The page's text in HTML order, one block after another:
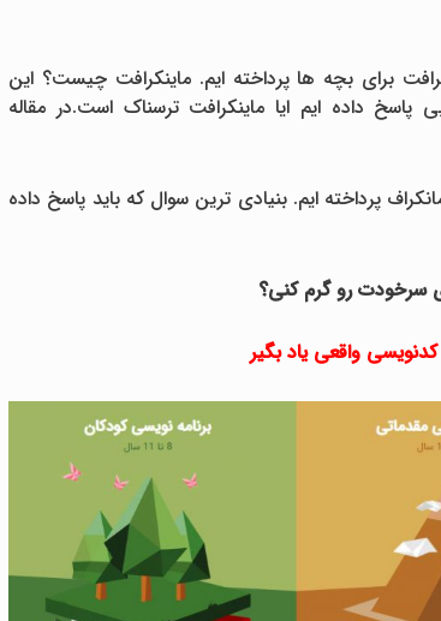
برای بچه ها پرداخته ایم. ماینکرافت چیست؟ این
داده ایم ایا ماینکرافت ترسناک است.در مقاله
پرداخته ایم. بنیادی ترین سوال که باید پاسخ داده
سرخودت رو گرم کنی؟
واقعی یاد بگیر